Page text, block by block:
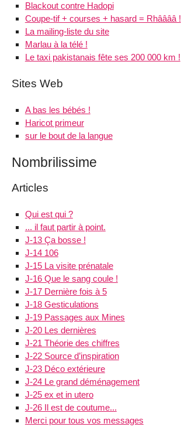
Blackout contre Hadopi
Coupe-tif + courses + hasard = Rhââââ !
La mailing-liste du site
Marlau à la télé !
Le taxi pakistanais fête ses 200 000 km !
Sites Web
A bas les bébés !
Haricot primeur
sur le bout de la langue
Nombrilissime
Articles
Qui est qui ?
... il faut partir à point.
J-13 Ça bosse !
J-14 106
J-15 La visite prénatale
J-16 Que le sang coule !
J-17 Dernière fois à 5
J-18 Gesticulations
J-19 Passages aux Mines
J-20 Les dernières
J-21 Théorie des chiffres
J-22 Source d’inspiration
J-23 Déco extérieure
J-24 Le grand déménagement
J-25 ex et in utero
J-26 Il est de coutume...
Merci pour tous vos messages